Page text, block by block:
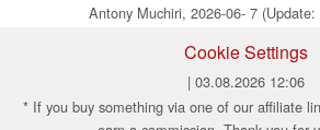
Antony Muchiri, 2026-06- 7 (Update:
Cookie Settings
| 03.08.2026 12:06
* If you buy something via one of our affiliate